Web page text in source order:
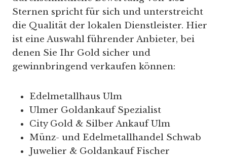
Sternen spricht für sich und unterstreicht
die Qualität der lokalen Dienstleister. Hier
ist eine Auswahl führender Anbieter, bei
denen Sie Ihr Gold sicher und
gewinnbringend verkaufen können:
Edelmetallhaus Ulm
Ulmer Goldankauf Spezialist
City Gold & Silber Ankauf Ulm
Münz- und Edelmetallhandel Schwab
Juwelier & Goldankauf Fischer